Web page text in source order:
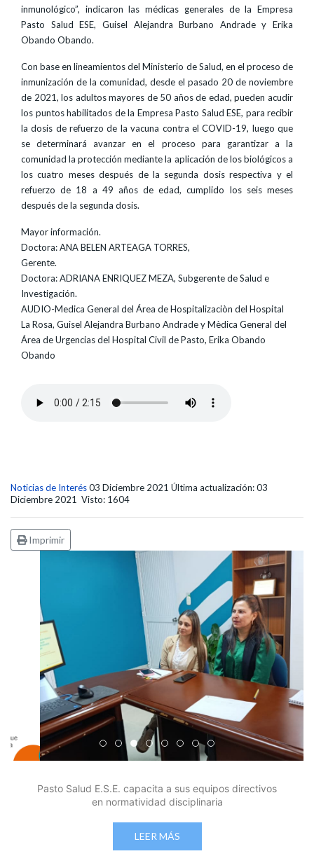
inmunológico”, indicaron las médicas generales de la Empresa
Pasto Salud ESE, Guisel Alejandra Burbano Andrade y Erika
Obando Obando.
Con base en lineamientos del Ministerio de Salud, en el proceso de
inmunización de la comunidad, desde el pasado 20 de noviembre
de 2021, los adultos mayores de 50 años de edad, pueden acudir
los puntos habilitados de la Empresa Pasto Salud ESE, para recibir
la dosis de refuerzo de la vacuna contra el COVID-19, luego que
se determinará avanzar en el proceso para garantizar a la
comunidad la protección mediante la aplicación de los biológicos a
los cuatro meses después de la segunda dosis respectiva y el
refuerzo de 18 a 49 años de edad, cumplido los seis meses
después de la segunda dosis.
Mayor información.
Doctora: ANA BELEN ARTEAGA TORRES,
Gerente.
Doctora: ADRIANA ENRIQUEZ MEZA, Subgerente de Salud e
Investigación.
AUDIO-Medica General del Área de Hospitalizaciòn del Hospital
La Rosa, Guisel Alejandra Burbano Andrade y Mèdica General del
Área de Urgencias del Hospital Civil de Pasto, Erika Obando
Obando
Noticias de Interés03 Diciembre 2021 Última actualización: 03
Diciembre 2021 Visto: 1604
Imprimir
Edicto Emplazatorio a los Afiliados en el Régimen
Pasto Salud ESE lidera gestión institucional
Pasto Salud E.S.E. capacita a sus equipos
Último día para inscripciones en
Viceministro garantiza
Mil pesos que salvan vidas:
Cápsula 18-26 - Reporte
Cápsula 17-26 -
Pasto Salud E.S.E. capacita a sus equipos directivos
en normatividad disciplinaria
LEER MÁS